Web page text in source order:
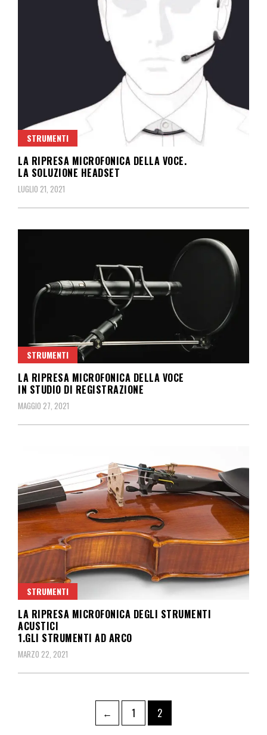
STRUMENTI
LA RIPRESA MICROFONICA DELLA VOCE.
LA SOLUZIONE HEADSET
LUGLIO 21, 2021
STRUMENTI
LA RIPRESA MICROFONICA DELLA VOCE
IN STUDIO DI REGISTRAZIONE
MAGGIO 27, 2021
STRUMENTI
LA RIPRESA MICROFONICA DEGLI STRUMENTI
ACUSTICI
1.GLI STRUMENTI AD ARCO
MARZO 22, 2021
← Pagina
1 Pagina
2